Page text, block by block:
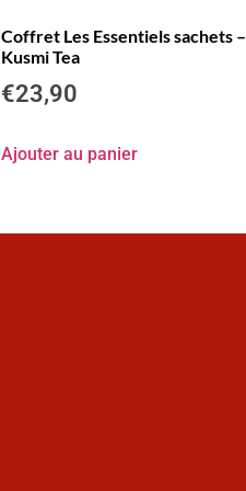
Coffret Les Essentiels sachets –
Kusmi Tea
€23,90
Ajouter au panier